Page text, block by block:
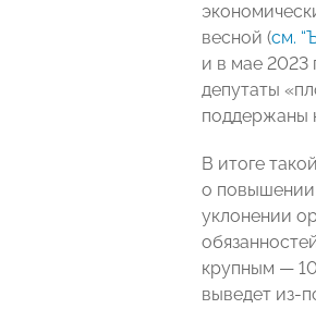
весной (см.
и в мае 2023
депутаты
поддержаны
В итоге
о повышении
уклонении
крупным —
выведет из-